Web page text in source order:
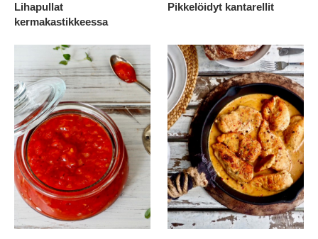
Lihapullat
kermakastikkeessa
Pikkelöidyt kantarellit